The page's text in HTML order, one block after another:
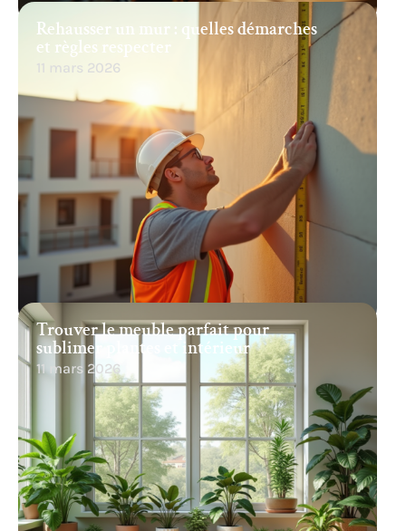
Rehausser un mur : quelles démarches
et règles respecter
11 mars 2026
Trouver le meuble parfait pour
sublimer plantes et intérieur
11 mars 2026